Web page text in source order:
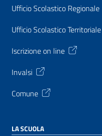
Ufficio Scolastico Regionale
Ufficio Scolastico Territoriale
Iscrizione on line
Invalsi
Comune
LA SCUOLA